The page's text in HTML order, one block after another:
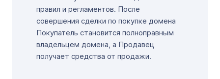
правил и регламентов. После
совершения сделки по покупке домена
Покупатель становится полноправным
владельцем домена, а Продавец
получает средства от продажи.